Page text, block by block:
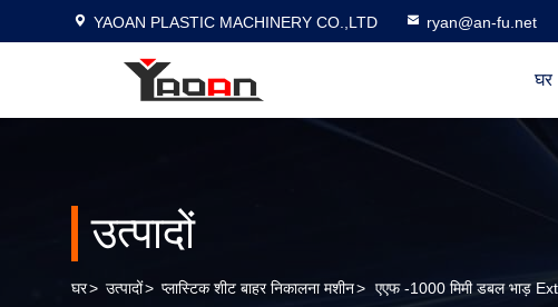
YAOAN PLASTIC MACHINERY CO.,LTD ryan@an-fu.net
घर
उत्पादों
घर> उत्पादों> प्लास्टिक शीट बाहर निकालना मशीन> एएफ -1000 मिमी डबल भाड़